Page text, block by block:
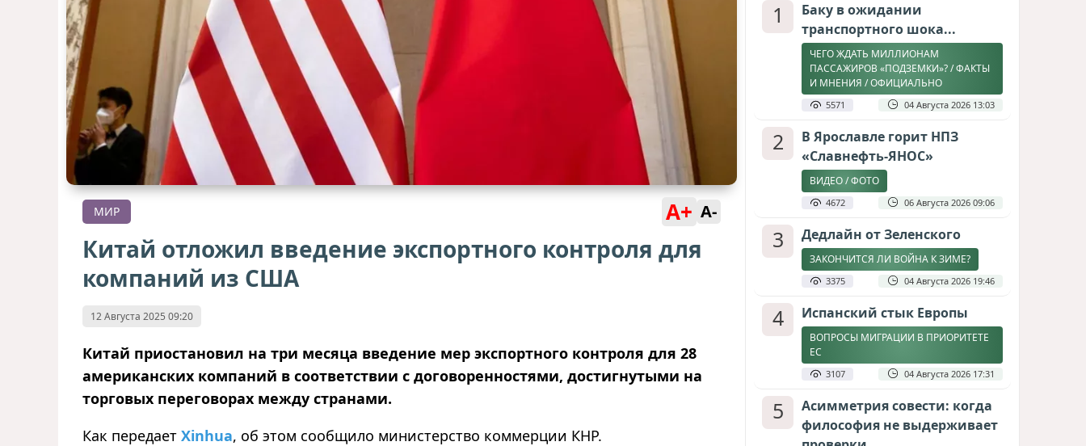
МИР A+ A-
Китай отложил введение экспортного контроля для
компаний из США
12 Августа 2025 09:20
Китай приостановил на три месяца введение мер экспортного контроля для 28
американских компаний в соответствии с договоренностями, достигнутыми на
торговых переговорах между странами.
Как передает Xinhua, об этом сообщило министерство коммерции КНР.
1
Баку в ожидании
транспортного шока...
ЧЕГО ЖДАТЬ МИЛЛИОНАМ
ПАССАЖИРОВ «ПОДЗЕМКИ»? / ФАКТЫ
И МНЕНИЯ / ОФИЦИАЛЬНО
5571 04 Августа 2026 13:03
2
В Ярославле горит НПЗ
«Славнефть-ЯНОС»
ВИДЕО / ФОТО
4672 06 Августа 2026 09:06
3 Дедлайн от Зеленского
ЗАКОНЧИТСЯ ЛИ ВОЙНА К ЗИМЕ?
3375 04 Августа 2026 19:46
4 Испанский стык Европы
ВОПРОСЫ МИГРАЦИИ В ПРИОРИТЕТЕ
ЕС
3107 04 Августа 2026 17:31
5
Асимметрия совести: когда
философия не выдерживает